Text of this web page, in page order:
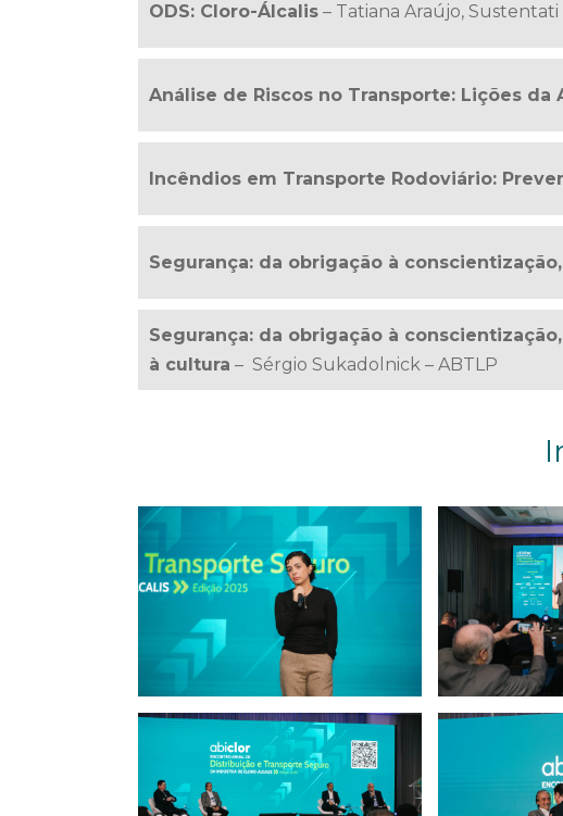
ODS: Cloro-Álcalis – Tatiana Araújo, Sustentati
Análise de Riscos no Transporte: Lições da
Incêndios em Transporte Rodoviário:
Segurança: da obrigação à
Segurança: da obrigação à
à cultura – Sérgio Sukadolnick – ABTLP